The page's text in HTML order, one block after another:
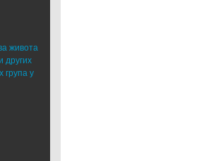
живота
других
група у